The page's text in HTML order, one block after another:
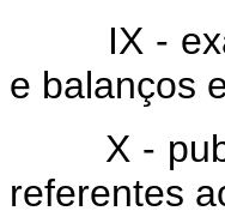
IX -
e balanços
X -
referentes